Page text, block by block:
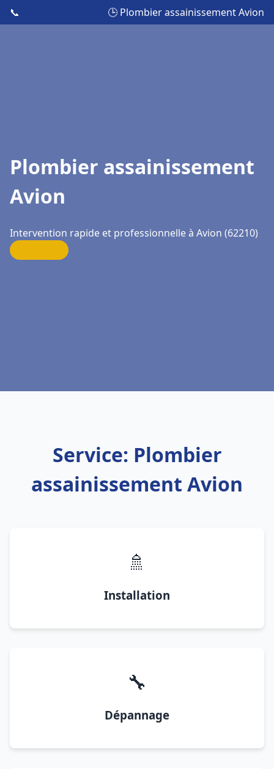
📞 🕒 Plombier assainissement Avion
Plombier assainissement
Avion
Intervention rapide et professionnelle à Avion (62210)
Service: Plombier
assainissement Avion
🚿
Installation
🔧
Dépannage